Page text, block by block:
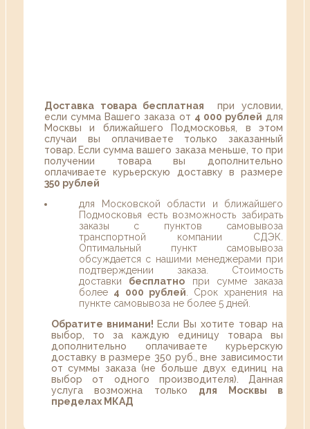
Доставка товара бесплатная при условии,
если сумма Вашего заказа от 4 000 рублей для
Москвы и ближайшего Подмосковья, в этом
случаи вы оплачиваете только заказанный
товар. Если сумма вашего заказа меньше, то при
получении товара вы дополнительно
оплачиваете курьерскую доставку в размере
350 рублей
для Московской области и ближайшего
Подмосковья есть возможность забирать
заказы с пунктов самовывоза
транспортной компании СДЭК.
Оптимальный пункт самовывоза
обсуждается с нашими менеджерами при
подтверждении заказа. Стоимость
доставки бесплатно при сумме заказа
более 4 000 рублей . Срок хранения на
пункте самовывоза не более 5 дней.
Обратите внимани! Если Вы хотите товар на
выбор, то за каждую единицу товара вы
дополнительно оплачиваете курьерскую
доставку в размере 350 руб., вне зависимости
от суммы заказа (не больше двух единиц на
выбор от одного производителя). Данная
услуга возможна только для Москвы в
пределах МКАД